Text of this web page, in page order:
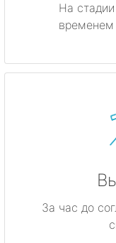
На
временем
За час до